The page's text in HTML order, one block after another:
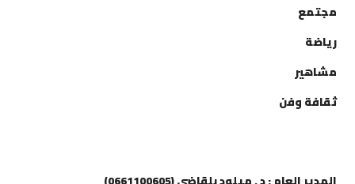
مجتمع
رياضة
مشاهير
ثقافة وفن